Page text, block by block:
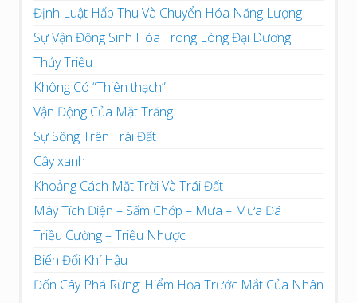
Định Luật Hấp Thu Và Chuyển Hóa Năng Lượng
Sự Vận Động Sinh Hóa Trong Lòng Đại Dương
Thủy Triều
Không Có “Thiên thạch”
Vận Động Của Mặt Trăng
Sự Sống Trên Trái Đất
Cây xanh
Khoảng Cách Mặt Trời Và Trái Đất
Mây Tích Điện – Sấm Chớp – Mưa – Mưa Đá
Triều Cường – Triều Nhược
Biến Đổi Khí Hậu
Đốn Cây Phá Rừng: Hiểm Họa Trước Mắt Của Nhân